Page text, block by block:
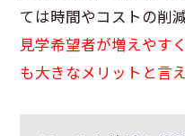
ては時間やコストの削
見学希望者が増えやす
も大きなメリットと言